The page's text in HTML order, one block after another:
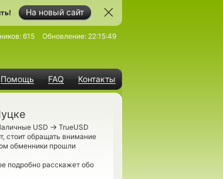
На новый сайт
Помощь FAQ Контакты
615 Обновление: 22:15:49
USD → TrueUSD
стоит обращать внимание
обменники прошли
подробно расскажет обо